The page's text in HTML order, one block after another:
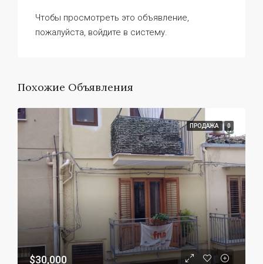
Чтобы просмотреть это объявление,
пожалуйста, войдите в систему.
Похожие Объявления
ПРОДАЖА 0
$30,000